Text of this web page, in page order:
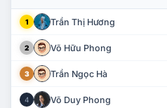
1 Trần Thị Hương
2 Võ Hữu Phong
3 Trần Ngọc Hà
4 Võ Duy Phong